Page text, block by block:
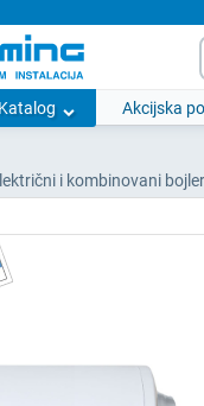
Katalog Akcijska
i kombinovani